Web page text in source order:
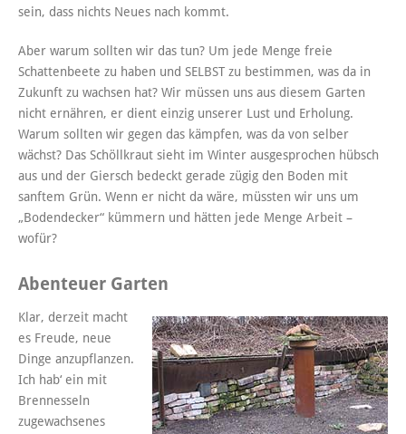
sein, dass nichts Neues nach kommt.
Aber warum sollten wir das tun? Um jede Menge freie
Schattenbeete zu haben und SELBST zu bestimmen, was da in
Zukunft zu wachsen hat? Wir müssen uns aus diesem Garten
nicht ernähren, er dient einzig unserer Lust und Erholung.
Warum sollten wir gegen das kämpfen, was da von selber
wächst? Das Schöllkraut sieht im Winter ausgesprochen hübsch
aus und der Giersch bedeckt gerade zügig den Boden mit
sanftem Grün. Wenn er nicht da wäre, müssten wir uns um
„Bodendecker“ kümmern und hätten jede Menge Arbeit –
wofür?
Abenteuer Garten
Klar, derzeit macht
es Freude, neue
Dinge anzupflanzen.
Ich hab‘ ein mit
Brennesseln
zugewachsenes